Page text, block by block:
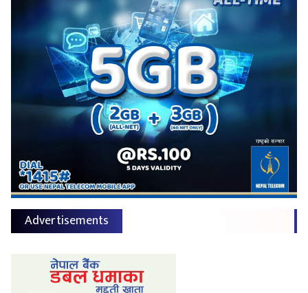
Advertisements